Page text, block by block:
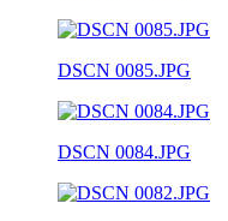
DSCN 0085.JPG
DSCN 0084.JPG